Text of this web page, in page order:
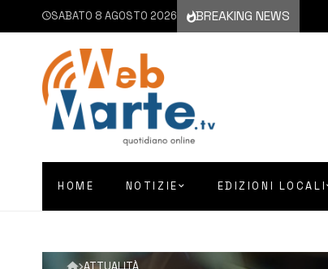
SABATO 8 AGOSTO 2026 BREAKING NEWS
HOME NOTIZIE EDIZIONI LOCALI